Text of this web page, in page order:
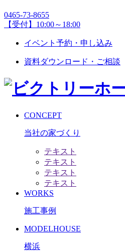
0465-73-8655
【受付】10:00～18:00
イベント予約・申し込み
資料ダウンロード・ご相談
CONCEPT
当社の家づくり
テキスト
テキスト
テキスト
テキスト
WORKS
施工事例
MODELHOUSE
横浜